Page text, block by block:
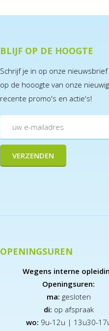
BLIJF OP DE HOOGTE
Schrijf je in op onze
op de hooogte van onze
recente promo's en actie's!
OPENINGSUREN
Wegens interne
Openingsuren:
ma: gesloten
di: op afspraak
wo: 9u-12u | 13u30-